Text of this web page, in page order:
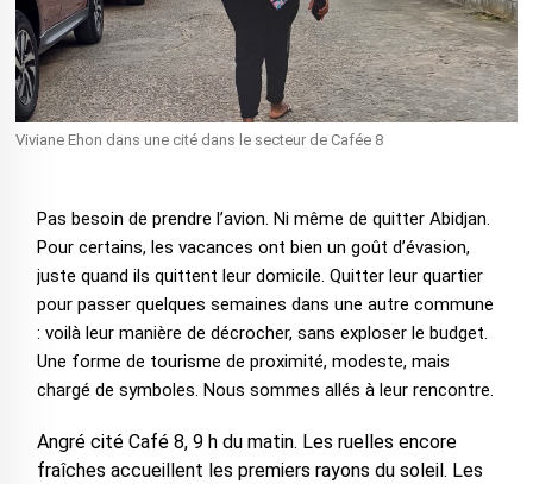
Viviane Ehon dans une cité dans le secteur de Cafée 8
Pas besoin de prendre l’avion. Ni même de quitter Abidjan.
Pour certains, les vacances ont bien un goût d’évasion,
juste quand ils quittent leur domicile. Quitter leur quartier
pour passer quelques semaines dans une autre commune
: voilà leur manière de décrocher, sans exploser le budget.
Une forme de tourisme de proximité, modeste, mais
chargé de symboles. Nous sommes allés à leur rencontre.
Angré cité Café 8, 9 h du matin. Les ruelles encore
fraîches accueillent les premiers rayons du soleil. Les